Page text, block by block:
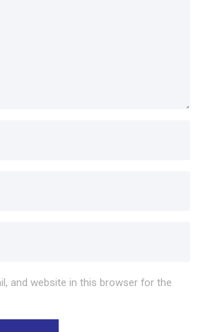
and website in this browser for the